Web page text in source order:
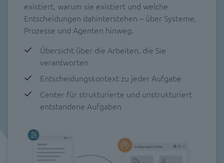
existiert, warum sie existiert und welche
Entscheidungen dahinterstehen – über Systeme,
Prozesse und Agenten hinweg.
Übersicht über die Arbeiten, die Sie
verantworten
Entscheidungskontext zu jeder Aufgabe
Center für strukturierte und unstrukturiert
entstandene Aufgaben